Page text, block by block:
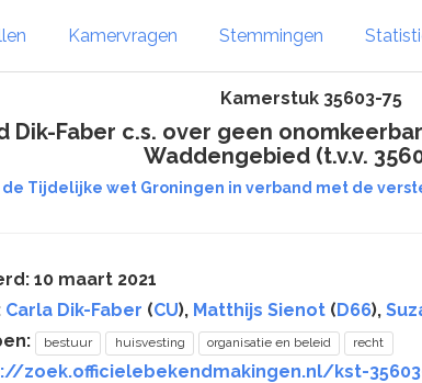
Kamervragen Stemmingen
Kamerstuk 35603-75
Dik-Faber c.s. over geen
Waddengebied (t.v.v.
Tijdelijke wet Groningen in verband met de
10 maart 2021
Carla Dik-Faber (CU), Matthijs Sienot (D66),
bestuur huisvesting organisatie en beleid recht
zoek.officielebekendmakingen.nl/kst-